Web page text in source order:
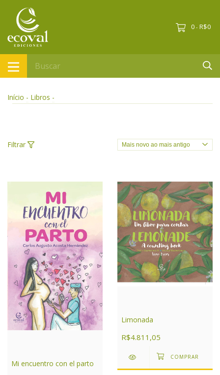
0 - R$0
Início - Libros -
Filtrar
Mi encuentro con el parto
Limonada
R$4.811,05